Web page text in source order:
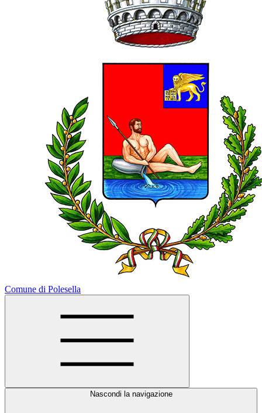
Comune di Polesella
Nascondi la navigazione